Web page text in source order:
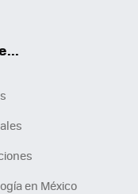
en México